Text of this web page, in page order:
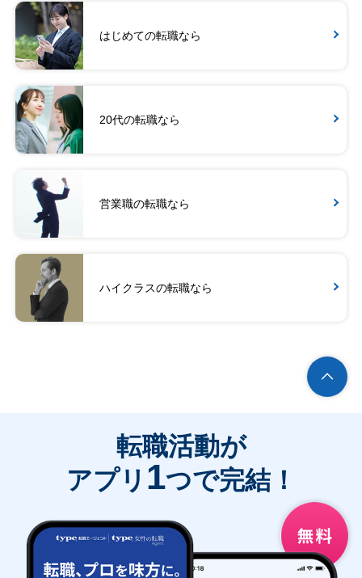
はじめての転職なら
20代の転職なら
営業職の転職なら
ハイクラスの転職なら
転職活動が
アプリ 1つで完結！